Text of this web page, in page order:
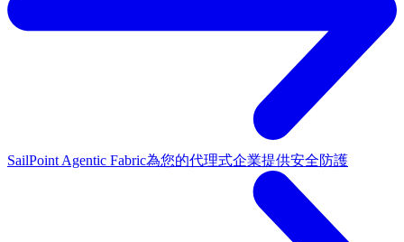
SailPoint Agentic Fabric為您的代理式企業提供安全防護